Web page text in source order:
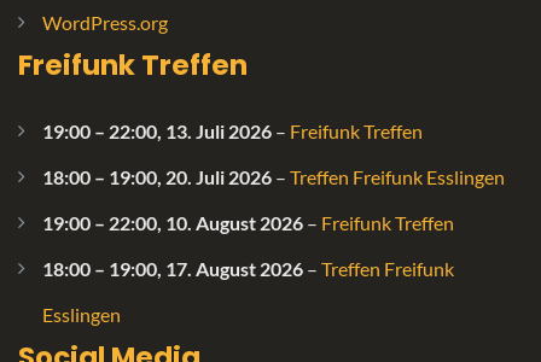
WordPress.org
Freifunk Treffen
19:00 – 22:00 13. Juli 2026 – Freifunk Treffen
18:00 – 19:00 20. Juli 2026 – Treffen Freifunk Esslingen
19:00 – 22:00 10. August 2026 – Freifunk Treffen
18:00 – 19:00 17. August 2026 – Treffen Freifunk
Esslingen